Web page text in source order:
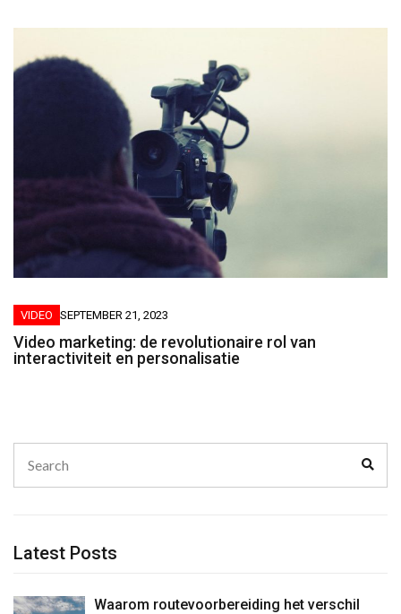
VIDEO SEPTEMBER 21, 2023
Video marketing: de revolutionaire rol van
interactiviteit en personalisatie
for:
Latest Posts
Waarom routevoorbereiding het verschil